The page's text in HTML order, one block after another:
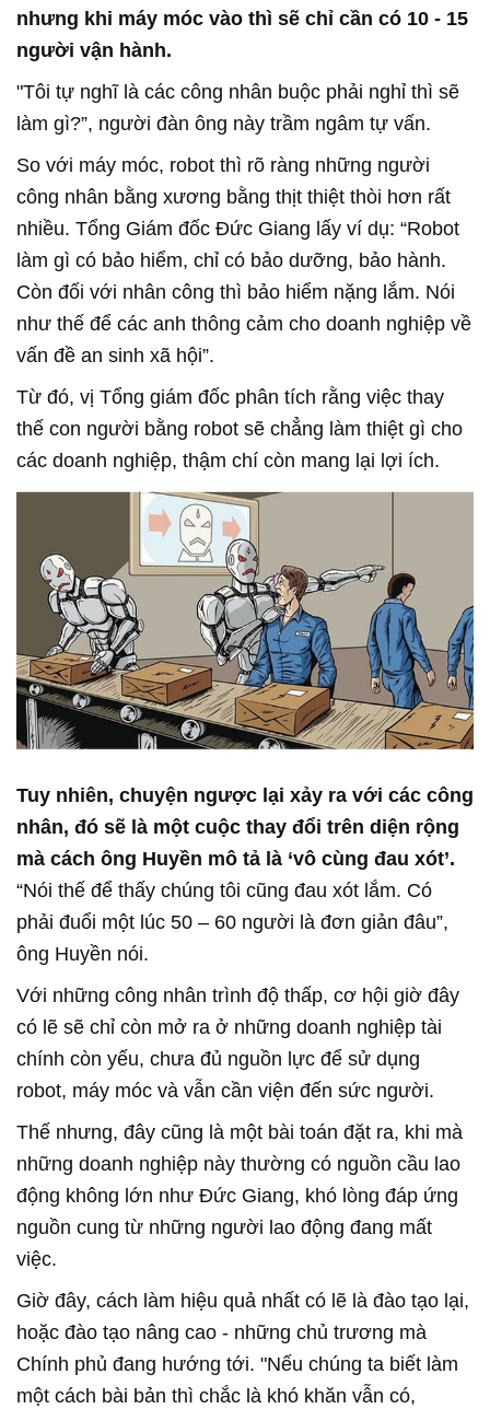
nhưng khi máy móc vào thì sẽ chỉ cần có 10 - 15
người vận hành.
"Tôi tự nghĩ là các công nhân buộc phải nghỉ thì sẽ
làm gì?”, người đàn ông này trầm ngâm tự vấn.
So với máy móc, robot thì rõ ràng những người
công nhân bằng xương bằng thịt thiệt thòi hơn rất
nhiều. Tổng Giám đốc Đức Giang lấy ví dụ: “Robot
làm gì có bảo hiểm, chỉ có bảo dưỡng, bảo hành.
Còn đối với nhân công thì bảo hiểm nặng lắm. Nói
như thế để các anh thông cảm cho doanh nghiệp về
vấn đề an sinh xã hội”.
Từ đó, vị Tổng giám đốc phân tích rằng việc thay
thế con người bằng robot sẽ chẳng làm thiệt gì cho
các doanh nghiệp, thậm chí còn mang lại lợi ích.
Tuy nhiên, chuyện ngược lại xảy ra với các công
nhân, đó sẽ là một cuộc thay đổi trên diện rộng
mà cách ông Huyền mô tả là ‘vô cùng đau xót’.
“Nói thế để thấy chúng tôi cũng đau xót lắm. Có
phải đuổi một lúc 50 – 60 người là đơn giản đâu”,
ông Huyền nói.
Với những công nhân trình độ thấp, cơ hội giờ đây
có lẽ sẽ chỉ còn mở ra ở những doanh nghiệp tài
chính còn yếu, chưa đủ nguồn lực để sử dụng
robot, máy móc và vẫn cần viện đến sức người.
Thế nhưng, đây cũng là một bài toán đặt ra, khi mà
những doanh nghiệp này thường có nguồn cầu lao
động không lớn như Đức Giang, khó lòng đáp ứng
nguồn cung từ những người lao động đang mất
việc.
Giờ đây, cách làm hiệu quả nhất có lẽ là đào tạo lại,
hoặc đào tạo nâng cao - những chủ trương mà
Chính phủ đang hướng tới. "Nếu chúng ta biết làm
một cách bài bản thì chắc là khó khăn vẫn có,